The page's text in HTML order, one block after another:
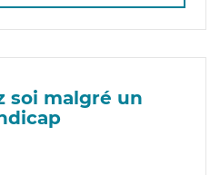
soi malgré un